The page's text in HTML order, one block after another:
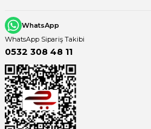
WhatsApp
WhatsApp Sipariş Takibi
0532 308 48 11